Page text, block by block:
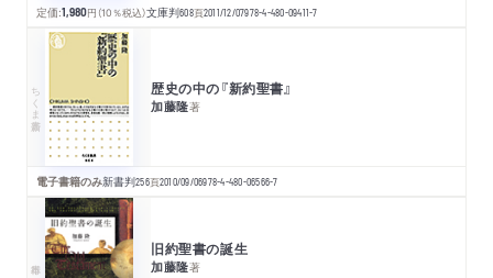
定価:1,980円 （10％税込）文庫判608頁2011/12/07978-4-480-09411-7
ちくま新書 歴史の中の『新約聖書』
加藤隆著
電子書籍のみ新書判256頁2010/09/06978-4-480-06566-7
旧約聖書の誕生
加藤隆著